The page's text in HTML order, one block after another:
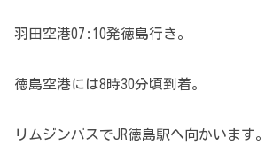
羽田空港07:10発徳島行き。
徳島空港には8時30分頃到着。
リムジンバスでJR徳島駅へ向かいます。